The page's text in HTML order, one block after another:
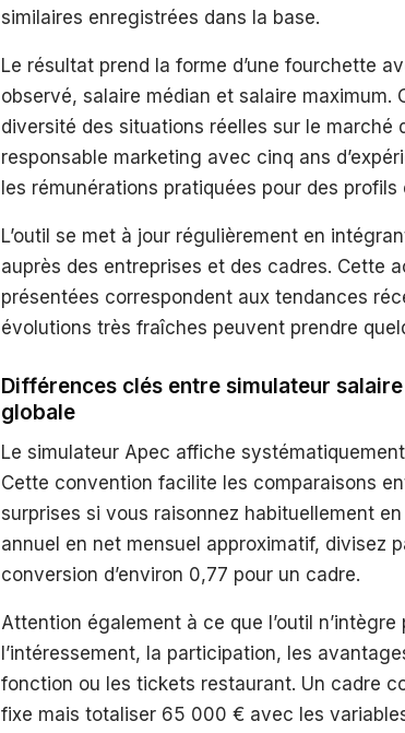
similaires enregistrées dans la base.
Le résultat prend la forme d’une fourchette
observé, salaire médian et salaire
diversité des situations réelles sur le marché
responsable marketing avec cinq ans
les rémunérations pratiquées pour des
L’outil se met à jour régulièrement en
auprès des entreprises et des cadres. Cette
présentées correspondent aux tendances
évolutions très fraîches peuvent prendre
Différences clés entre simulateur
globale
Le simulateur Apec affiche
Cette convention facilite les comparaisons
surprises si vous raisonnez habituellement
annuel en net mensuel approximatif, divisez
conversion d’environ 0,77 pour un cadre.
Attention également à ce que l’outil
l’intéressement, la participation, les
fonction ou les tickets restaurant. Un cadre
fixe mais totaliser 65 000 € avec les